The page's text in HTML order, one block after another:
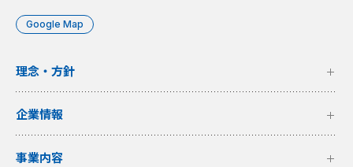
Google Map
理念・方針
企業情報
事業内容